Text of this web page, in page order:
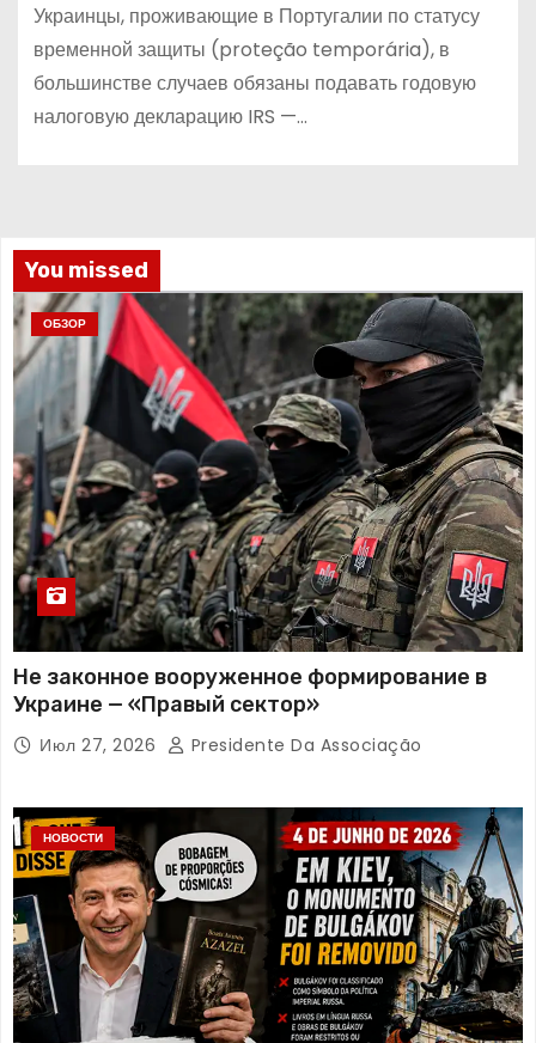
Украинцы, проживающие в Португалии по статусу
временной защиты (proteção temporária), в
большинстве случаев обязаны подавать годовую
налоговую декларацию IRS —…
You missed
ОБЗОР
Не законное вооруженное формирование в
Украине — «Правый сектор»
Июл 27, 2026 Presidente Da Associação
НОВОСТИ